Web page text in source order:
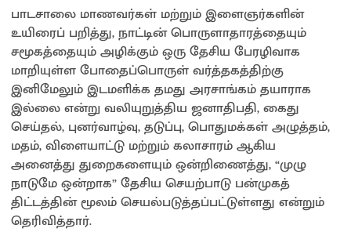
பாடசாலை மாணவர்கள் மற்றும் இளைஞர்களின்
உயிரைப் பறித்து, நாட்டின் பொருளாதாரத்தையும்
சமூகத்தையும் அழிக்கும் ஒரு தேசிய பேரழிவாக
மாறியுள்ள போதைப்பொருள் வர்த்தகத்திற்கு
இனிமேலும் இடமளிக்க தமது அரசாங்கம் தயாராக
இல்லை என்று வலியுறுத்திய ஜனாதிபதி, கைது
செய்தல், புனர்வாழ்வு, தடுப்பு, பொதுமக்கள் அழுத்தம்,
மதம், விளையாட்டு மற்றும் கலாசாரம் ஆகிய
அனைத்து துறைகளையும் ஒன்றிணைத்து, “முழு
நாடுமே ஒன்றாக” தேசிய செயற்பாடு பன்முகத்
திட்டத்தின் மூலம் செயல்படுத்தப்பட்டுள்ளது என்றும்
தெரிவித்தார்.